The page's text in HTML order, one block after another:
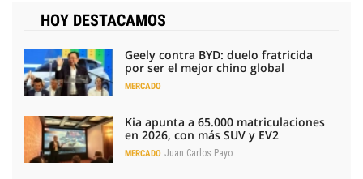
HOY DESTACAMOS
Geely contra BYD: duelo fratricida
por ser el mejor chino global
MERCADO
Kia apunta a 65.000 matriculaciones
en 2026, con más SUV y EV2
MERCADO Juan Carlos Payo